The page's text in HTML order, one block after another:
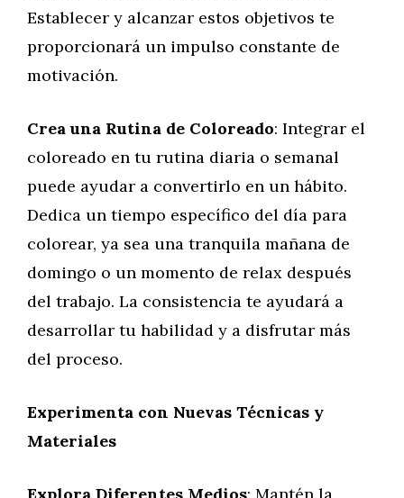
Establecer y alcanzar estos objetivos te
proporcionará un impulso constante de
motivación.
Crea una Rutina de Coloreado: Integrar el
coloreado en tu rutina diaria o semanal
puede ayudar a convertirlo en un hábito.
Dedica un tiempo específico del día para
colorear, ya sea una tranquila mañana de
domingo o un momento de relax después
del trabajo. La consistencia te ayudará a
desarrollar tu habilidad y a disfrutar más
del proceso.
Experimenta con Nuevas Técnicas y
Materiales